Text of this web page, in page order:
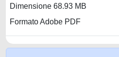
Dimensione 68.93 MB
Formato Adobe PDF